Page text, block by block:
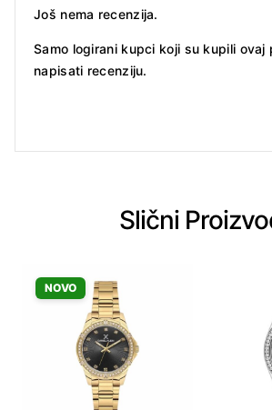
Još nema recenzija.
Samo logirani kupci koji su kupili ovaj
napisati recenziju.
Slični
NOVO